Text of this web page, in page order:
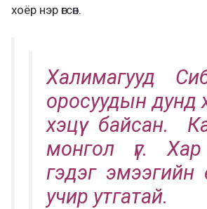
хоёр нэр өгсөн.
Халимагууд
оросуудын дунд
хэцүү байсан.
монгол үг. Хар
гэдэг
учир утгатай.